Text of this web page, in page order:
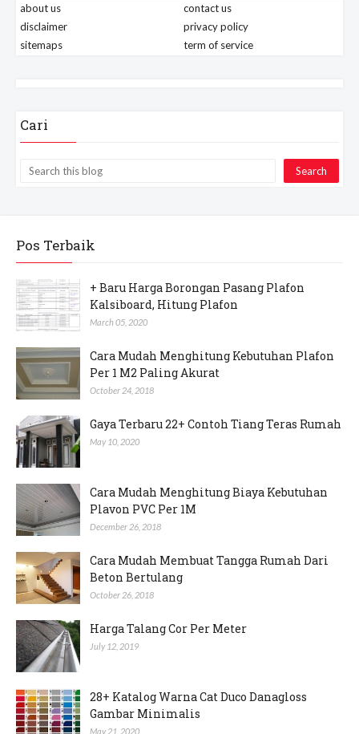
about us
contact us
disclaimer
privacy policy
sitemaps
term of service
Cari
Pos Terbaik
+ Baru Harga Borongan Pasang Plafon
Kalsiboard, Hitung Plafon
March 05, 2020
Cara Mudah Menghitung Kebutuhan Plafon
Per 1 M2 Paling Akurat
October 24, 2018
Gaya Terbaru 22+ Contoh Tiang Teras Rumah
May 10, 2020
Cara Mudah Menghitung Biaya Kebutuhan
Plavon PVC Per 1M
December 26, 2018
Cara Mudah Membuat Tangga Rumah Dari
Beton Bertulang
October 26, 2018
Harga Talang Cor Per Meter
July 12, 2019
28+ Katalog Warna Cat Duco Danagloss
Gambar Minimalis
May 21, 2020